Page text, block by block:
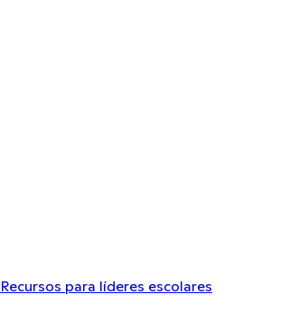
Recursos para líderes escolares